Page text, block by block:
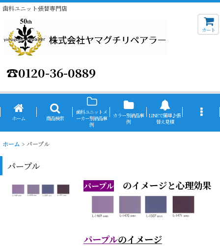
歯科ユニット張替専門店
☎0120-36-0889
カート
ホーム 商品検索
歯科ユニットメ
ーカー別納品事
例
カラー別納品事
例
LINEで簡単♪張
替え見積
ホーム > パープル
パープル
パープルのイメージと心理効果
パープルのイメージ